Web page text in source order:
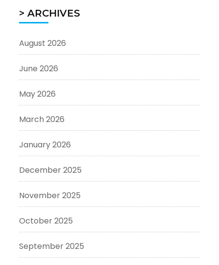
> ARCHIVES
August 2026
June 2026
May 2026
March 2026
January 2026
December 2025
November 2025
October 2025
September 2025